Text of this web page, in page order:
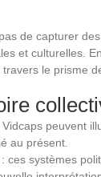
de capturer
et culturelles.
le prisme
Vidcaps peuvent
au présent.
: ces systèmes